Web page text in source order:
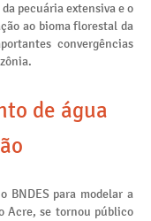
pecuária extensiva e o
ao bioma florestal da
convergências
de água
BNDES para modelar a
Acre, se tornou público